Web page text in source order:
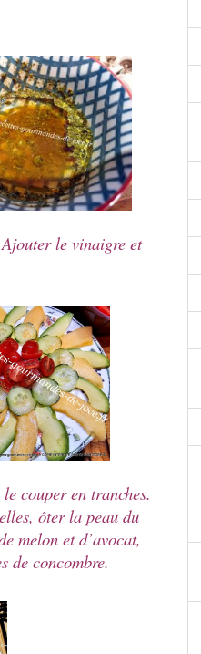
le vinaigre et
couper en tranches.
ôter la peau du
melon et d’avocat,
de concombre.